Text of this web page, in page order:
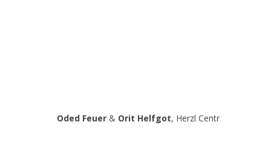
Oded Feuer& Orit Helfgot, Herzl Centr